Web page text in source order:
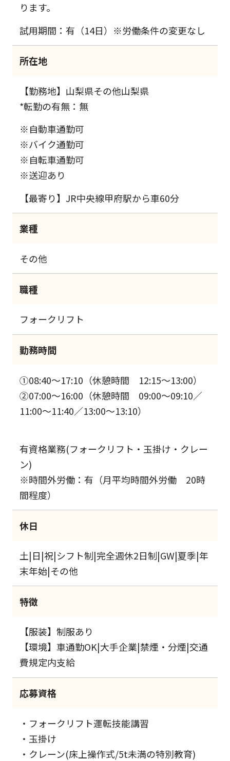
ります。
試用期間：有（14日）※労働条件の変更なし
所在地
【勤務地】山梨県その他山梨県
*転勤の有無：無
※自動車通勤可
※バイク通勤可
※自転車通勤可
※送迎あり
【最寄り】JR中央線甲府駅から車60分
業種
その他
職種
フォークリフト
勤務時間
①08:40～17:10（休憩時間 12:15～13:00）
②07:00～16:00（休憩時間 09:00～09:10／
11:00～11:40／13:00～13:10）
有資格業務(フォークリフト・玉掛け・クレー
ン)
※時間外労働：有（月平均時間外労働 20時
間程度）
休日
土|日|祝|シフト制|完全週休2日制|GW|夏季|年
末年始|その他
特徴
【服装】制服あり
【環境】車通勤OK|大手企業|禁煙・分煙|交通
費規定内支給
応募資格
・フォークリフト運転技能講習
・玉掛け
・クレーン(床上操作式/5t未満の特別教育)